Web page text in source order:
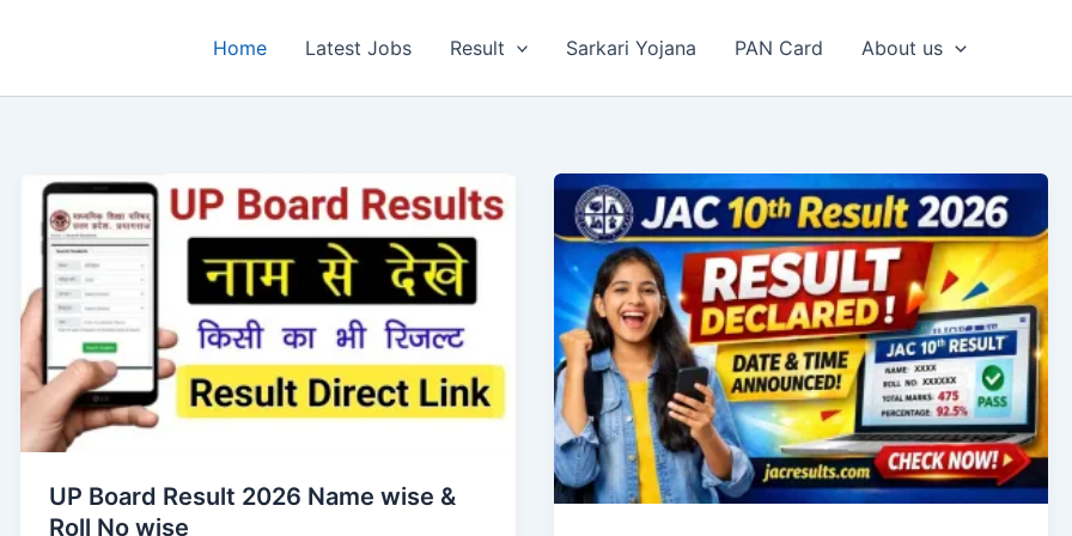
Home Latest Jobs Result Sarkari Yojana PAN Card About us
UP Board Result 2026 Name wise &
Roll No wise